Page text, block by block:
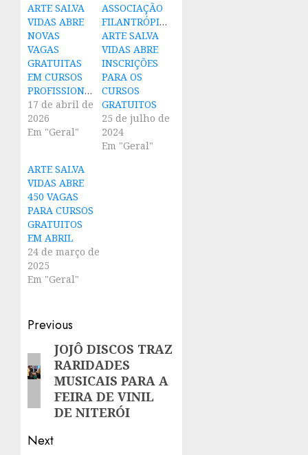
ARTE SALVA
VIDAS ABRE
NOVAS
VAGAS
GRATUITAS
EM CURSOS
PROFISSIONALIZANTES
17 de abril de
2026
Em "Geral"
ASSOCIAÇÃO
FILANTRÓPICA
ARTE SALVA
VIDAS ABRE
INSCRIÇÕES
PARA OS
CURSOS
GRATUITOS
25 de julho de
2024
Em "Geral"
ARTE SALVA
VIDAS ABRE
450 VAGAS
PARA CURSOS
GRATUITOS
EM ABRIL
24 de março de
2025
Em "Geral"
Post
navigation
Previous
Previous
post:
JOJÔ DISCOS TRAZ
RARIDADES
MUSICAIS PARA A
FEIRA DE VINIL
DE NITERÓI
Next